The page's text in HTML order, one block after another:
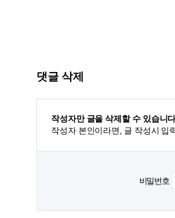
댓글 삭제
작성자만 글을 삭제할 수 있습니
작성자 본인이라면, 글 작성시 입
비밀번호